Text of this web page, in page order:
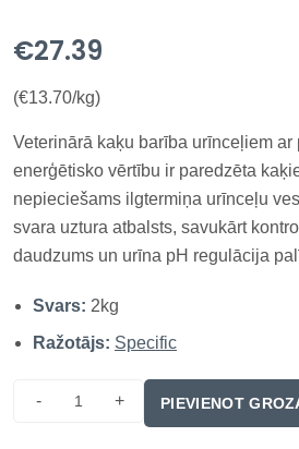
€27.39
(€13.70/kg)
Veterinārā kaķu barība urīnceļiem ar
enerģētisko vērtību ir paredzēta
nepieciešams ilgtermiņa urīnceļu
svara uztura atbalsts, savukārt
daudzums un urīna pH regulācija
pielāgotais kaloriju līmenis palīdz
ķermeņa...
Svars: 2kg
Ražotājs: Specific
- + PIEVIENOT